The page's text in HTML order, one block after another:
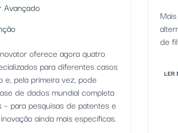
Avançado
oferece agora quatro
para diferentes casos
e, pela primeira vez, pode
de dados mundial completa
– para pesquisas de patentes e
ainda mais específicas.
de
LER